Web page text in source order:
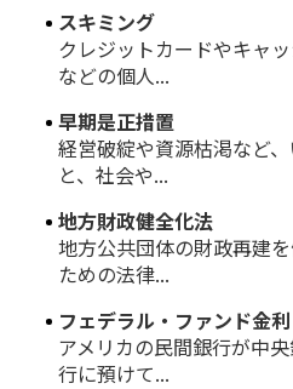
スキミング
クレジットカードやキャ
などの個人...
早期是正措置
経営破綻や資源枯渇など
と、社会や...
地方財政健全化法
地方公共団体の財政再建
ための法律...
フェデラル・ファンド金利
アメリカの民間銀行が中
行に預けて...